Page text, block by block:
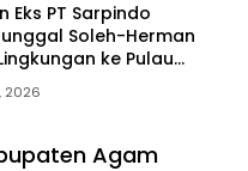
Eks PT Sarpindo
Soleh-Herman
ke Pulau
2026
Agam